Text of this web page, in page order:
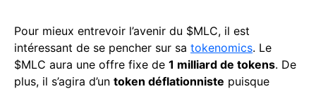
Pour mieux entrevoir l’avenir du $MLC, il est
intéressant de se pencher sur sa tokenomics. Le
$MLC aura une offre fixe de 1 milliard de tokens. De
plus, il s’agira d’un token déflationniste puisque